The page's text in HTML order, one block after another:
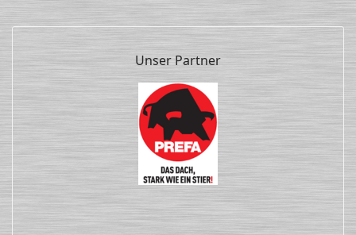
Unser Partner